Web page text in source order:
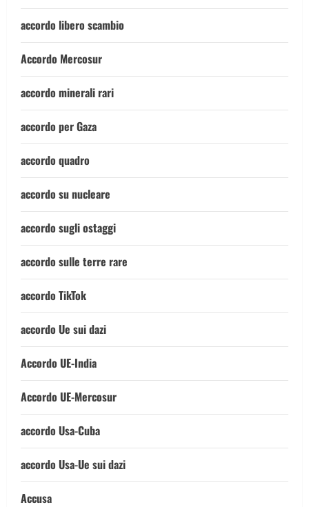
accordo libero scambio
Accordo Mercosur
accordo minerali rari
accordo per Gaza
accordo quadro
accordo su nucleare
accordo sugli ostaggi
accordo sulle terre rare
accordo TikTok
accordo Ue sui dazi
Accordo UE-India
Accordo UE-Mercosur
accordo Usa-Cuba
accordo Usa-Ue sui dazi
Accusa